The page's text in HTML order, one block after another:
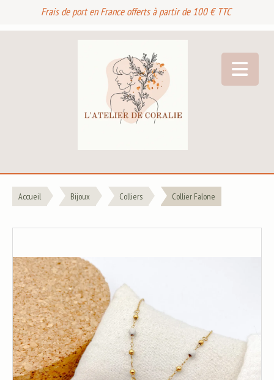
Frais de port en France offerts à partir de 100 € TTC
Accueil Bijoux Colliers Collier Falone